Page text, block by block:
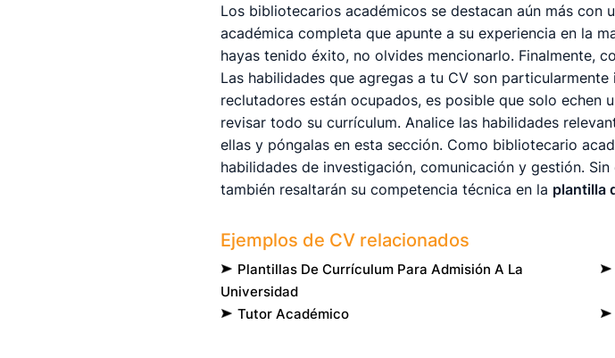
Los bibliotecarios académicos se destacan aún más
académica completa que apunte a su experiencia en la
hayas tenido éxito, no olvides mencionarlo. Finalmente,
Las habilidades que agregas a tu CV son
reclutadores están ocupados, es posible que solo echen
revisar todo su currículum. Analice las habilidades
ellas y póngalas en esta sección. Como bibliotecario
habilidades de investigación, comunicación y gestión.
también resaltarán su competencia técnica en la plantilla
Ejemplos de CV relacionados
Plantillas De Currículum Para Admisión A La
Universidad
Tutor Académico